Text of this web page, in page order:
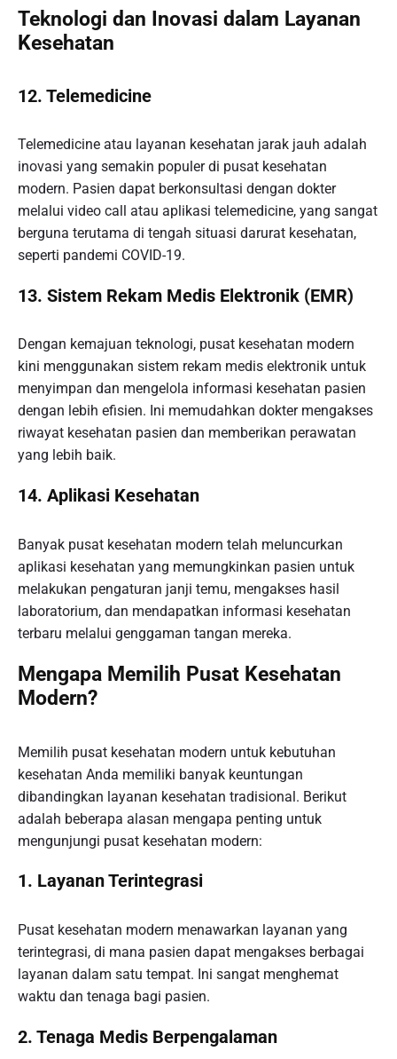
Teknologi dan Inovasi dalam Layanan
Kesehatan
12. Telemedicine
Telemedicine atau layanan kesehatan jarak jauh adalah
inovasi yang semakin populer di pusat kesehatan
modern. Pasien dapat berkonsultasi dengan dokter
melalui video call atau aplikasi telemedicine, yang sangat
berguna terutama di tengah situasi darurat kesehatan,
seperti pandemi COVID-19.
13. Sistem Rekam Medis Elektronik (EMR)
Dengan kemajuan teknologi, pusat kesehatan modern
kini menggunakan sistem rekam medis elektronik untuk
menyimpan dan mengelola informasi kesehatan pasien
dengan lebih efisien. Ini memudahkan dokter mengakses
riwayat kesehatan pasien dan memberikan perawatan
yang lebih baik.
14. Aplikasi Kesehatan
Banyak pusat kesehatan modern telah meluncurkan
aplikasi kesehatan yang memungkinkan pasien untuk
melakukan pengaturan janji temu, mengakses hasil
laboratorium, dan mendapatkan informasi kesehatan
terbaru melalui genggaman tangan mereka.
Mengapa Memilih Pusat Kesehatan
Modern?
Memilih pusat kesehatan modern untuk kebutuhan
kesehatan Anda memiliki banyak keuntungan
dibandingkan layanan kesehatan tradisional. Berikut
adalah beberapa alasan mengapa penting untuk
mengunjungi pusat kesehatan modern:
1. Layanan Terintegrasi
Pusat kesehatan modern menawarkan layanan yang
terintegrasi, di mana pasien dapat mengakses berbagai
layanan dalam satu tempat. Ini sangat menghemat
waktu dan tenaga bagi pasien.
2. Tenaga Medis Berpengalaman